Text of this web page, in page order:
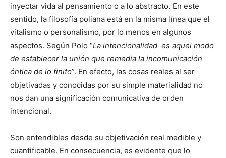
inyectar vida al pensamiento o a lo abstracto. En este
sentido, la filosofía poliana está en la misma línea que el
vitalismo o personalismo, por lo menos en algunos
aspectos. Según Polo “La intencionalidad es aquel modo
de establecer la unión que remedia la incomunicación
óntica de lo finito”. En efecto, las cosas reales al ser
objetivadas y conocidas por su simple materialidad no
nos dan una significación comunicativa de orden
intencional.
Son entendibles desde su objetivación real medible y
cuantificable. En consecuencia, es evidente que lo